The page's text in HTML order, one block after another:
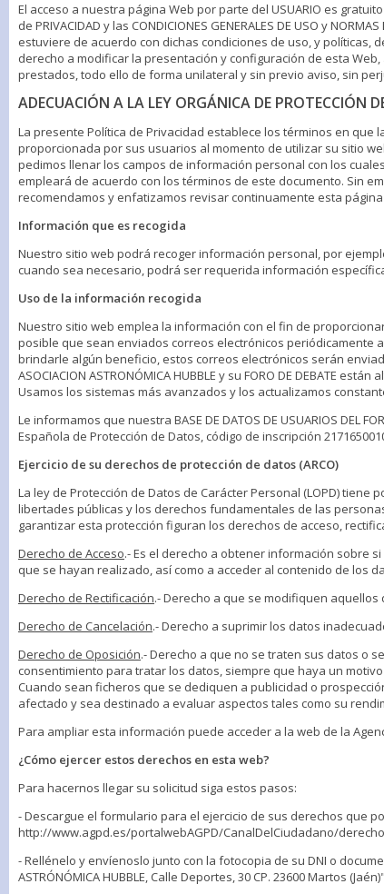
El acceso a nuestra página Web por parte del USUARIO es
de PRIVACIDAD y las CONDICIONES GENERALES DE USO y
estuviere de acuerdo con dichas condiciones de uso, y políticas,
derecho a modificar la presentación y configuración de esta
prestados, todo ello de forma unilateral y sin previo aviso, sin
ADECUACIÓN A LA LEY ORGÁNICA DE PROTECCIÓN
La presente Política de Privacidad establece los términos en que la
proporcionada por sus usuarios al momento de utilizar su sitio
pedimos llenar los campos de información personal con los
empleará de acuerdo con los términos de este documento. Sin
recomendamos y enfatizamos revisar continuamente esta
Información que es recogida
Nuestro sitio web podrá recoger información personal, por
cuando sea necesario, podrá ser requerida información
Uso de la información recogida
Nuestro sitio web emplea la información con el fin de
posible que sean enviados correos electrónicos
brindarle algún beneficio, estos correos electrónicos serán
ASOCIACION ASTRONÓMICA HUBBLE y su FORO DE DEBATE
Usamos los sistemas más avanzados y los actualizamos
Le informamos que nuestra BASE DE DATOS DE USUARIOS
Española de Protección de Datos, código de inscripción
Ejercicio de su derechos de protección de datos (ARCO)
La ley de Protección de Datos de Carácter Personal (LOPD)
libertades públicas y los derechos fundamentales de las
garantizar esta protección figuran los derechos de acceso,
Derecho de Acceso.- Es el derecho a obtener información sobre
que se hayan realizado, así como a acceder al contenido de los
Derecho de Rectificación.- Derecho a que se modifiquen
Derecho de Cancelación.- Derecho a suprimir los datos
Derecho de Oposición.- Derecho a que no se traten sus datos o
consentimiento para tratar los datos, siempre que haya un
Cuando sean ficheros que se dediquen a publicidad o
afectado y sea destinado a evaluar aspectos tales como su
Para ampliar esta información puede acceder a la web de la
¿Cómo ejercer estos derechos en esta web?
Para hacernos llegar su solicitud siga estos pasos:
- Descargue el formulario para el ejercicio de sus derechos que
http://www.agpd.es/portalwebAGPD/CanalDelCiudadano/
- Rellénelo y envíenoslo junto con la fotocopia de su DNI o
ASTRÓNÓMICA HUBBLE, Calle Deportes, 30 CP. 23600 Martos (Jaén)"